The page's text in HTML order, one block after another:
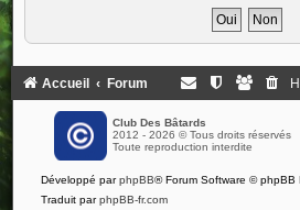
Accueil Forum
Club Des Bâtards
2012 - 2026 © Tous droits réservés
Toute reproduction interdite
Développé parphpBB® Forum Software © phpBB
Traduit parphpBB-fr.com